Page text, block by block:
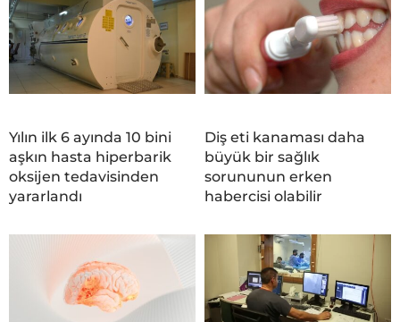
Yılın ilk 6 ayında 10 bini
aşkın hasta hiperbarik
oksijen tedavisinden
yararlandı
Diş eti kanaması daha
büyük bir sağlık
sorununun erken
habercisi olabilir